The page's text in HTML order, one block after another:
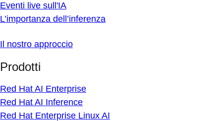
Eventi live sull'IA
L’importanza dell’inferenza
Il nostro approccio
Prodotti
Red Hat AI Enterprise
Red Hat AI Inference
Red Hat Enterprise Linux AI